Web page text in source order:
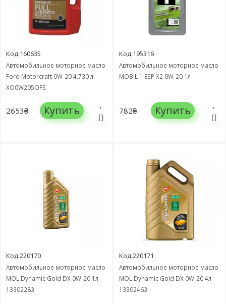
Код:160635
Автомобильное моторное масло
Ford Motorcraft 0W-20 4.730 л
XO0W205QFS
2653₴ Купить
Код:195316
Автомобильное моторное масло
MOBIL 1 ESP X2 0W-20 1л
782₴ Купить
Код:220170
Автомобильное моторное масло
MOL Dynamic Gold DX 0W-20 1л
13302283
Код:220171
Автомобильное моторное масло
MOL Dynamic Gold DX 0W-20 4л
13302463